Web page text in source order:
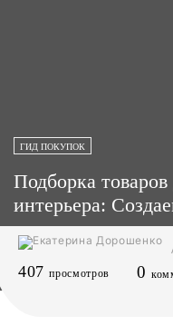
ГИД ПОКУПОК
Подборка
интерьера:
407 просмотров 0